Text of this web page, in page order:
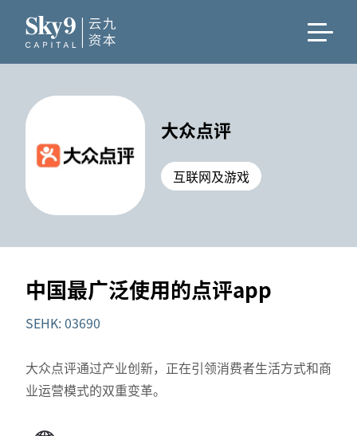
大众点评
互联网及游戏
中国最广泛使用的点评app
SEHK: 03690
大众点评通过产业创新，正在引领消费者生活方式和商
业运营模式的双重变革。